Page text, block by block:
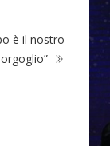
è il nostro
orgoglio”